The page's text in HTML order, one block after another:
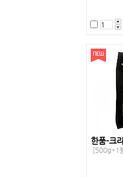
한품-크
[500g*1